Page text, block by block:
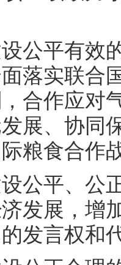
平有效的
落实联合
合作应对
展、协同
粮食合作
平、公正
发展，增
发言权和